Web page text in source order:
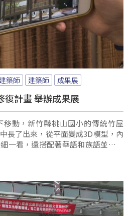
築師 建築師 成果展
復計畫 舉辦成果展
移動，新竹縣桃山國小的傳統竹屋
長了出來，從平面變成3D模型，內
一看，還搭配著華語和族語並列顯